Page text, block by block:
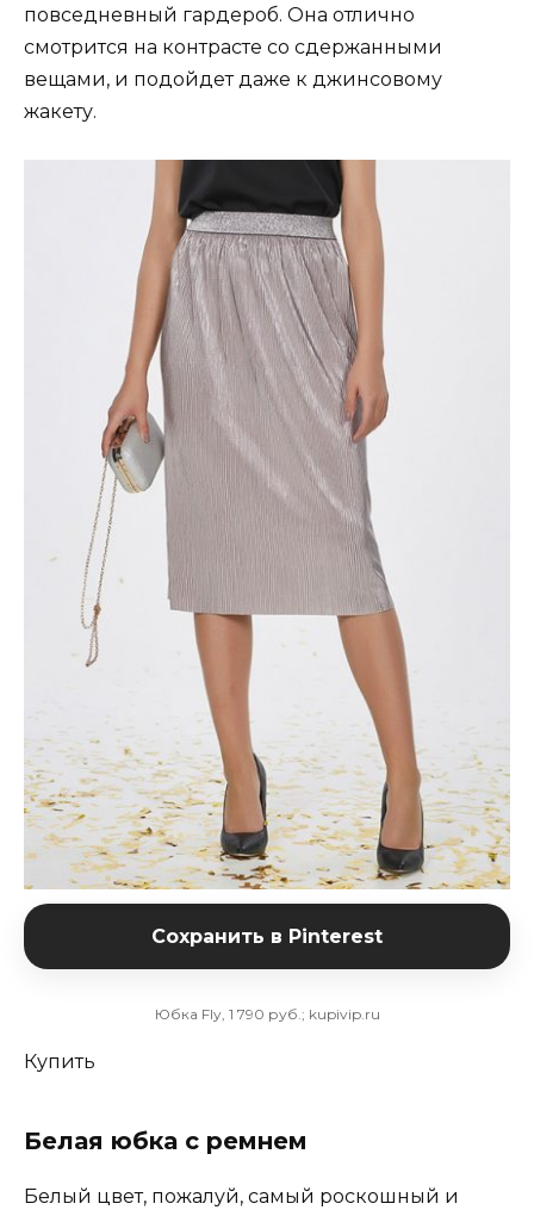
повседневный гардероб. Она отлично
смотрится на контрасте со сдержанными
вещами, и подойдет даже к джинсовому
жакету.
Сохранить в Pinterest
Юбка Fly, 1 790 руб.; kupivip.ru
Купить
Белая юбка с ремнем
Белый цвет, пожалуй, самый роскошный и